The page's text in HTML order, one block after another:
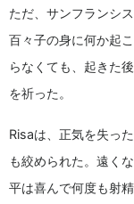
ただ、サンフランシ
百々子の身に何か起
らなくても、起きた
を祈った。
Risaは、正気を失っ
も絞められた。遠く
平は喜んで何度も射精